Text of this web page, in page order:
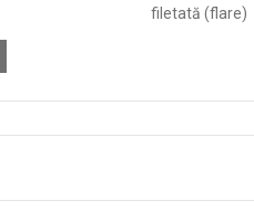
filetată (flare)